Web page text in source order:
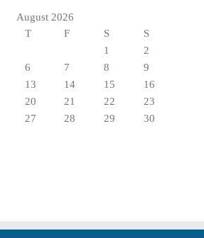
August 2026
T F S S
1
2
6 7 8
9
13 14 15
16
20 21 22
23
27 28 29
30